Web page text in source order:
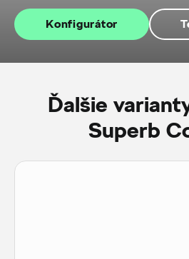
Konfigurátor
Ďalšie
Superb